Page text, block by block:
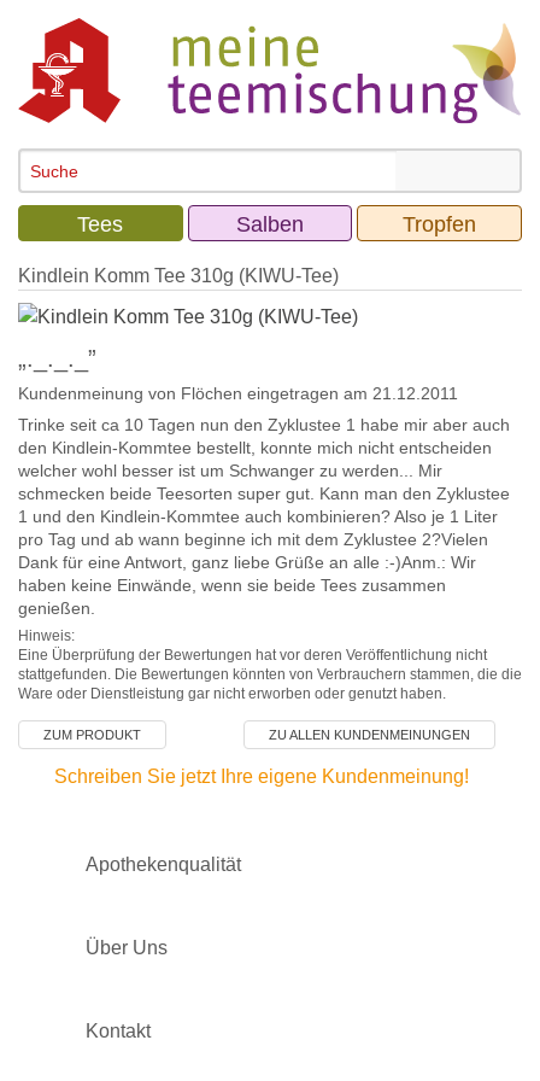
Tees Salben Tropfen
Kindlein Komm Tee 310g (KIWU-Tee)
„._._._”
Kundenmeinung von Flöchen eingetragen am 21.12.2011
Trinke seit ca 10 Tagen nun den Zyklustee 1 habe mir aber auch
den Kindlein-Kommtee bestellt, konnte mich nicht entscheiden
welcher wohl besser ist um Schwanger zu werden... Mir
schmecken beide Teesorten super gut. Kann man den Zyklustee
1 und den Kindlein-Kommtee auch kombinieren? Also je 1 Liter
pro Tag und ab wann beginne ich mit dem Zyklustee 2?Vielen
Dank für eine Antwort, ganz liebe Grüße an alle :-)Anm.: Wir
haben keine Einwände, wenn sie beide Tees zusammen
genießen.
Hinweis:
Eine Überprüfung der Bewertungen hat vor deren Veröffentlichung nicht
stattgefunden. Die Bewertungen könnten von Verbrauchern stammen, die die
Ware oder Dienstleistung gar nicht erworben oder genutzt haben.
ZUM PRODUKT ZU ALLEN KUNDENMEINUNGEN
Schreiben Sie jetzt Ihre eigene Kundenmeinung!
Apothekenqualität
Über Uns
Kontakt